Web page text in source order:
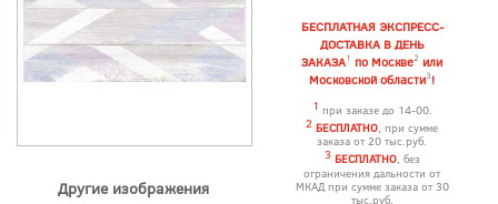
Другие изображения
БЕСПЛАТНАЯ ЭКСПРЕСС-
ДОСТАВКА В ДЕНЬ
ЗАКАЗА1 по Москве2 или
Московской области3!
1 при заказе до 14-00.
2 БЕСПЛАТНО, при сумме
заказа от 20 тыс.руб.
3 БЕСПЛАТНО, без
ограничения дальности от
МКАД при сумме заказа от 30
тыс.руб.